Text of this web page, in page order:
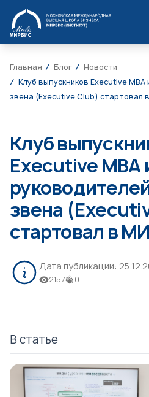
МИРБИС
Главная Блог
Новости
Клуб выпускников Executive
звена (Executive Club)
Клуб
Executive MBA
звена
стартовал в
Дата публикации:
2157 0
В статье